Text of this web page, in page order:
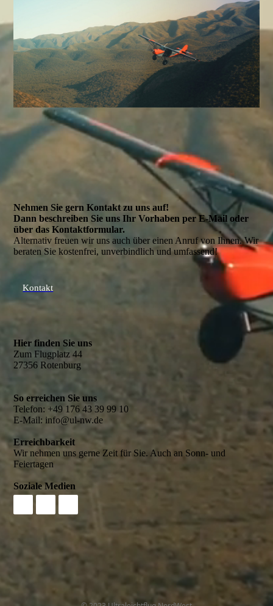
Nehmen Sie gern Kontakt zu uns auf!
Dann beschreiben Sie uns Ihr Vorhaben per E-Mail oder
über das Kontakt­formular.
Alternativ freuen wir uns auch über einen Anruf von Ihnen. Wir
beraten Sie kostenfrei, unverbindlich und umfassend!
Kontakt
Hier finden Sie uns
Zum Flugplatz 44
27356 Rotenburg
So erreichen Sie uns
Telefon: +49 176 43 39 99 10
E-Mail: info@ul-nw.de
Erreichbarkeit
Wir nehmen uns gerne Zeit für Sie. Auch an Sonn- und
Feiertagen
Soziale Medien